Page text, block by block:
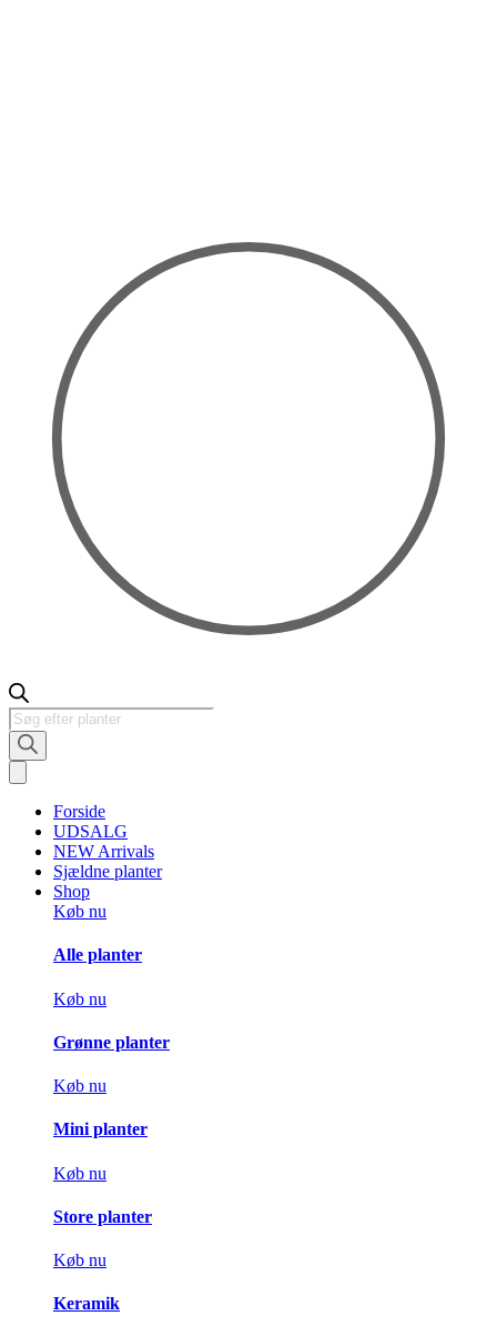
Products
search
Forside
UDSALG
NEW Arrivals
Sjældne planter
Shop
Køb nu
Alle planter
Køb nu
Grønne planter
Køb nu
Mini planter
Køb nu
Store planter
Køb nu
Keramik